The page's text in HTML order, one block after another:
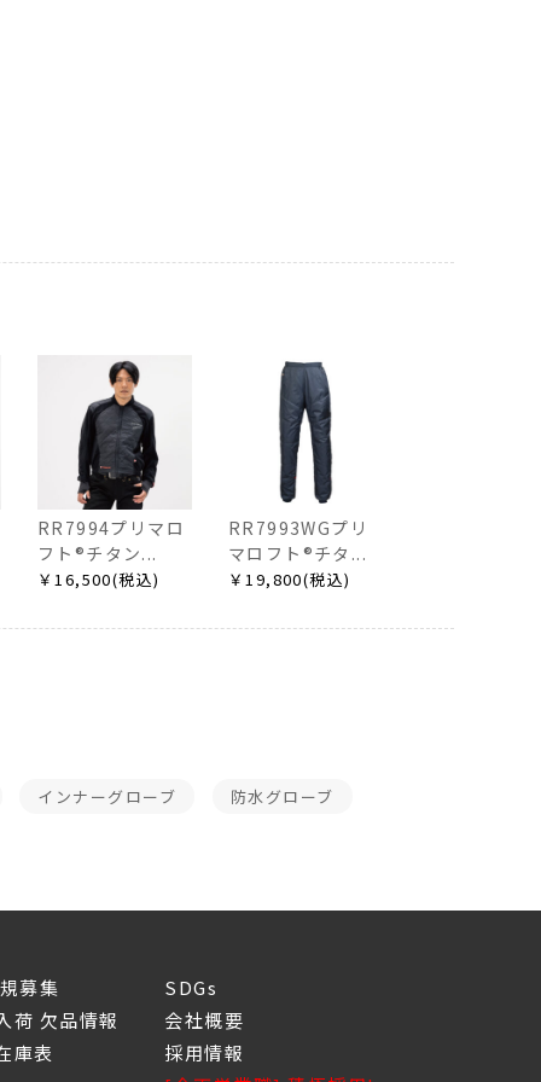
RR7994プリマロ
フト®チタン...
￥16,500(税込)
RR7993WGプリ
マロフト®チタ...
￥19,800(税込)
インナーグローブ 防水グローブ
募集
荷 欠品情報
表
SDGs
会社概要
採用情報